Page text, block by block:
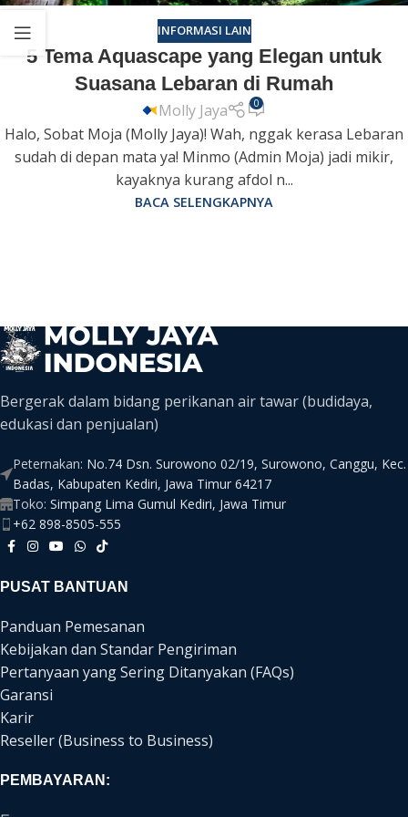
INFORMASI LAIN
5 Tema Aquascape yang Elegan untuk
Suasana Lebaran di Rumah
Molly Jaya 0
Halo, Sobat Moja (Molly Jaya)! Wah, nggak kerasa Lebaran
sudah di depan mata ya! Minmo (Admin Moja) jadi mikir,
kayaknya kurang afdol n...
BACA SELENGKAPNYA
Bergerak dalam bidang perikanan air tawar (budidaya,
edukasi dan penjualan)
Peternakan: No.74 Dsn. Surowono 02/19, Surowono, Canggu, Kec.
Badas, Kabupaten Kediri, Jawa Timur 64217
Toko: Simpang Lima Gumul Kediri, Jawa Timur
+62 898-8505-555
PUSAT BANTUAN
Panduan Pemesanan
Kebijakan dan Standar Pengiriman
Pertanyaan yang Sering Ditanyakan (FAQs)
Garansi
Karir
Reseller (Business to Business)
PEMBAYARAN: